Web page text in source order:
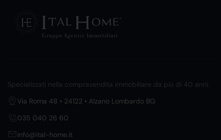
Specializzati nella compravendita immobiliare da più di 40 anni.
Via Roma 48 • 24122 • Alzano Lombardo BG
035 040 26 60
info@ital-home.it